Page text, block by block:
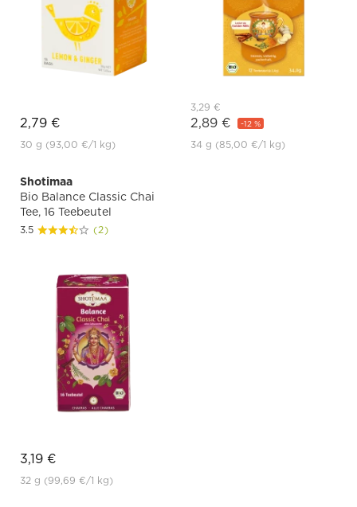
2,79 €
30 g (93,00 €/1 kg)
3,29 €
2,89 € -12 %
34 g (85,00 €/1 kg)
Shotimaa
Bio Balance Classic Chai
Tee, 16 Teebeutel
3.5 (2)
3,19 €
32 g (99,69 €/1 kg)